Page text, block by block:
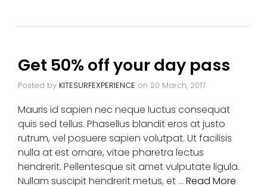
Get 50% off your day pass
Posted by KITESURFEXPERIENCE on 20 March, 2017
Mauris id sapien nec neque luctus consequat
quis sed tellus. Phasellus blandit eros at justo
rutrum, vel posuere sapien volutpat. Ut facilisis
nulla at est ornare, vitae pharetra lectus
hendrerit. Pellentesque sit amet vulputate ligula.
Nullam suscipit hendrerit metus, et … Read More